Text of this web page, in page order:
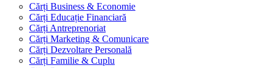
Cărți Business & Economie
Cărți Educație Financiară
Cărți Antreprenoriat
Cărți Marketing & Comunicare
Cărți Dezvoltare Personală
Cărți Familie & Cuplu